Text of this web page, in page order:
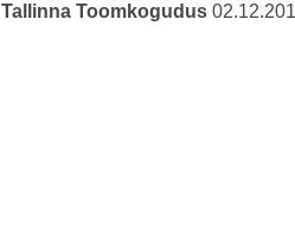
Tallinna Toomkogudus